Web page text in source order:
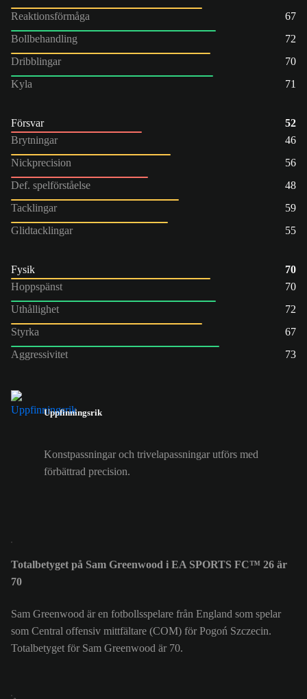
Reaktionsförmåga
67
Bollbehandling
72
Dribblingar
70
Kyla
71
Försvar
52
Brytningar
46
Nickprecision
56
Def. spelförståelse
48
Tacklingar
59
Glidtacklingar
55
Fysik
70
Hoppspänst
70
Uthållighet
72
Styrka
67
Aggressivitet
73
Uppfinningsrik
Konstpassningar och trivelapassningar utförs med
förbättrad precision.
Totalbetyget på Sam Greenwood i EA SPORTS FC™ 26 är
70
Sam Greenwood är en fotbollsspelare från England som spelar
som Central offensiv mittfältare (COM) för Pogoń Szczecin.
Totalbetyget för Sam Greenwood är 70.